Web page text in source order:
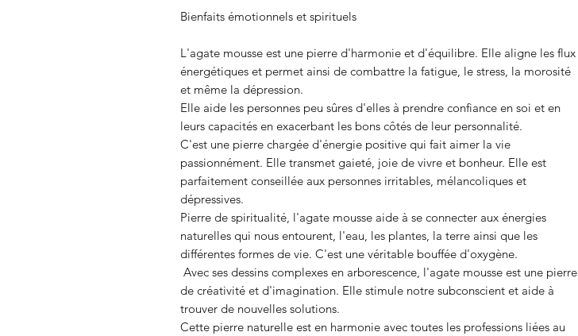
Bienfaits émotionnels et spirituels
L'agate mousse est une pierre d'harmonie et d'équilibre. Elle aligne les flux
énergétiques et permet ainsi de combattre la fatigue, le stress, la morosité
et même la dépression.
Elle aide les personnes peu sûres d'elles à prendre confiance en soi et en
leurs capacités en exacerbant les bons côtés de leur personnalité.
C'est une pierre chargée d'énergie positive qui fait aimer la vie
passionnément. Elle transmet gaieté, joie de vivre et bonheur. Elle est
parfaitement conseillée aux personnes irritables, mélancoliques et
dépressives.
Pierre de spiritualité, l'agate mousse aide à se connecter aux énergies
naturelles qui nous entourent, l'eau, les plantes, la terre ainsi que les
différentes formes de vie. C'est une véritable bouffée d'oxygène.
Avec ses dessins complexes en arborescence, l'agate mousse est une pierre
de créativité et d'imagination. Elle stimule notre subconscient et aide à
trouver de nouvelles solutions.
Cette pierre naturelle est en harmonie avec toutes les professions liées au